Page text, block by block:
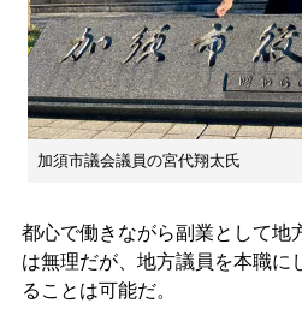
加須市議会議員の宮代翔太氏
都心で働きながら副業として地
は無理だが、地方議員を本職に
ることは可能だ。